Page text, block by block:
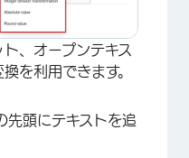
、オープンテキス
を利用できます。
先頭にテキストを追